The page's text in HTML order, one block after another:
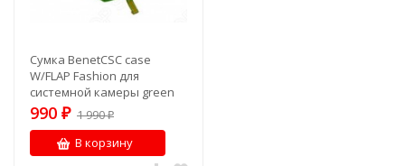
Сумка BenetCSC case
W/FLAP Fashion для
системной камеры green
990 ₽ 1 990₽
В корзину